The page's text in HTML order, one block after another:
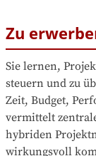
Zu
Sie lernen,
steuern und zu
Zeit, Budget,
vermittelt
hybriden
wirkungsvoll